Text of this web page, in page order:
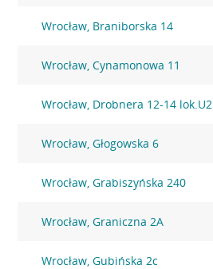
Wrocław, Braniborska 14
Wrocław, Cynamonowa 11
Wrocław, Drobnera 12-14 lok.U2
Wrocław, Głogowska 6
Wrocław, Grabiszyńska 240
Wrocław, Graniczna 2A
Wrocław, Gubińska 2c